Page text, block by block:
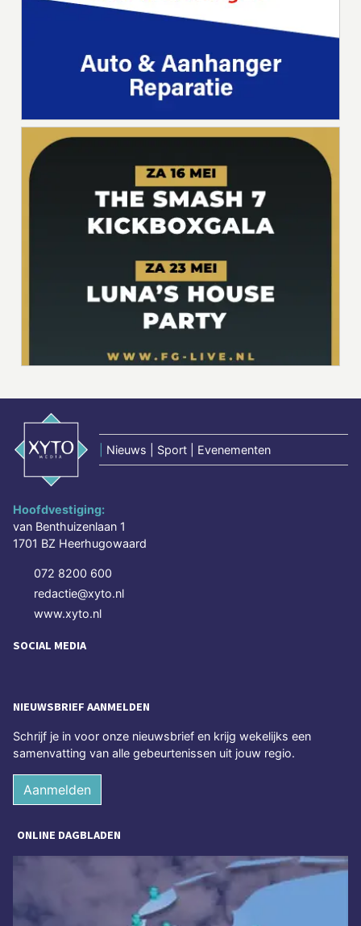
Nieuws | Sport | Evenementen
Hoofdvestiging:
van Benthuizenlaan 1
1701 BZ Heerhugowaard
072 8200 600
redactie@xyto.nl
www.xyto.nl
SOCIAL MEDIA
NIEUWSBRIEF AANMELDEN
Schrijf je in voor onze nieuwsbrief en krijg wekelijks een
samenvatting van alle gebeurtenissen uit jouw regio.
Aanmelden
ONLINE DAGBLADEN